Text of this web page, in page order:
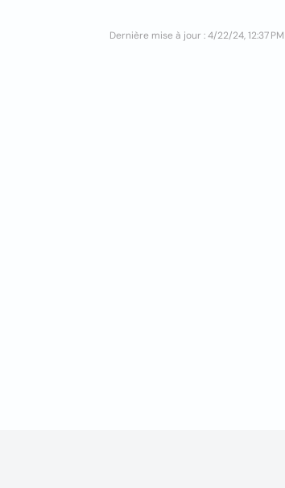
Dernière mise à jour : 4/22/24, 12:37 PM